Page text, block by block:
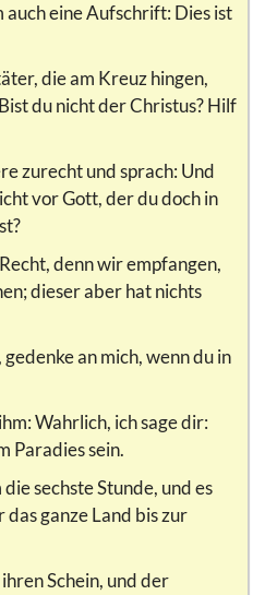
auch eine Aufschrift: Dies ist
die am Kreuz hingen,
du nicht der Christus? Hilf
zurecht und sprach: Und
vor Gott, der du doch in
denn wir empfangen,
dieser aber hat nichts
an mich, wenn du in
Wahrlich, ich sage dir:
Paradies sein.
sechste Stunde, und es
ganze Land bis zur
Schein, und der